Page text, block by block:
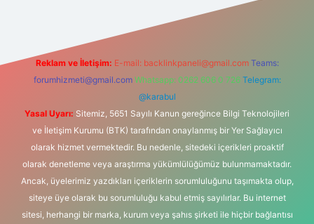
Reklam ve İletişim: E-mail: backlinkpaneli@gmail.com Teams:
forumhizmeti@gmail.com Whatsapp: 0262 606 0 726 Telegram:
@karabul
Yasal Uyarı: Sitemiz, 5651 Sayılı Kanun gereğince Bilgi Teknolojileri
ve İletişim Kurumu (BTK) tarafından onaylanmış bir Yer Sağlayıcı
olarak hizmet vermektedir. Bu nedenle, sitedeki içerikleri proaktif
olarak denetleme veya araştırma yükümlülüğümüz bulunmamaktadır.
Ancak, üyelerimiz yazdıkları içeriklerin sorumluluğunu taşımakta olup,
siteye üye olarak bu sorumluluğu kabul etmiş sayılırlar. Bu internet
sitesi, herhangi bir marka, kurum veya şahıs şirketi ile hiçbir bağlantısı